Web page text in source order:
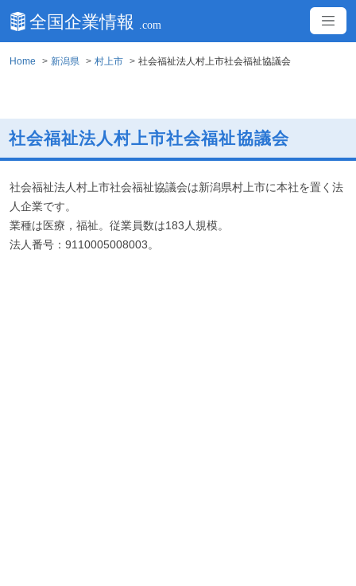
Home 新潟県 村上市 社会福祉法人村上市社会福祉協議会
社会福祉法人村上市社会福祉協議会
社会福祉法人村上市社会福祉協議会は新潟県村上市に本社を置く法
人企業です。
業種は医療，福祉。従業員数は183人規模。
法人番号：9110005008003。